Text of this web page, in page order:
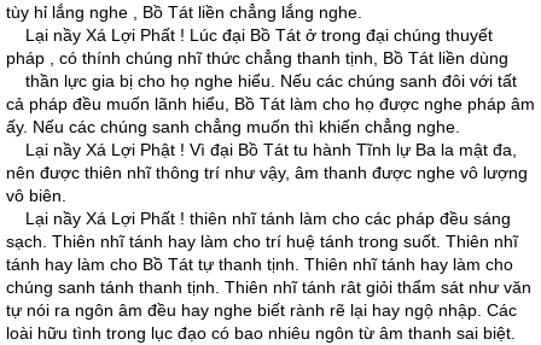
tùy hỉ lắng nghe , Bồ Tát liền chẳng lắng nghe.
Lại nầy Xá Lợi Phất ! Lúc đại Bồ Tát ở trong đại chúng thuyết
pháp , có thính chúng nhĩ thức chẳng thanh tịnh, Bồ Tát liền dùng
thần lực gia bị cho họ nghe hiểu. Nếu các chúng sanh đôi với tất
cả pháp đều muốn lãnh hiểu, Bồ Tát làm cho họ được nghe pháp âm
ấy. Nếu các chúng sanh chẳng muốn thì khiến chẳng nghe.
Lại nầy Xá Lợi Phật ! Vì đại Bồ Tát tu hành Tĩnh lự Ba la mật đa,
nên được thiên nhĩ thông trí như vậy, âm thanh được nghe vô lượng
vô biên.
Lại nầy Xá Lợi Phất ! thiên nhĩ tánh làm cho các pháp đều sáng
sạch. Thiên nhĩ tánh hay làm cho trí huệ tánh trong suốt. Thiên nhĩ
tánh hay làm cho Bồ Tát tự thanh tịnh. Thiên nhĩ tánh hay làm cho
chúng sanh tánh thanh tịnh. Thiên nhĩ tánh rât giỏi thẩm sát như văn
tự nói ra ngôn âm đều hay nghe biết rành rẽ lại hay ngộ nhập. Các
loài hữu tình trong lục đạo có bao nhiêu ngôn từ âm thanh sai biệt.